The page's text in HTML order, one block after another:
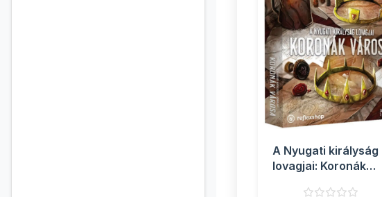
A Nyugati királyság
lovagjai: Koronák